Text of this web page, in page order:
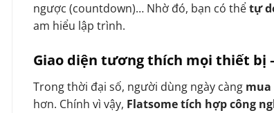
ngược (countdown)… Nhờ đó, bạn có thểtự
am hiểu lập trình.
Giao diện tương thích mọi thiết bị
Trong thời đại số, người dùng ngày càng mua
hơn. Chính vì vậy, Flatsome tích hợp công